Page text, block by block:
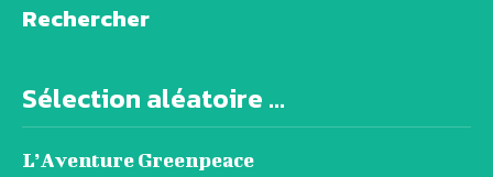
Rechercher
Sélection aléatoire ...
L’Aventure Greenpeace